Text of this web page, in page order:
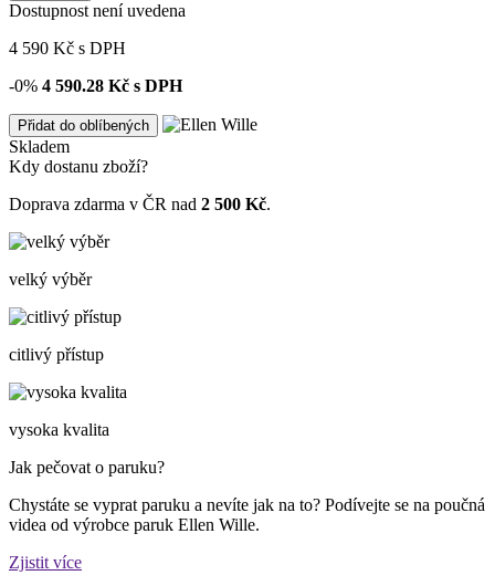
Dostupnost není uvedena
4 590 Kč s DPH
-0% 4 590.28 Kč s DPH
Přidat do oblíbených
Skladem
Kdy dostanu zboží?
Doprava zdarma v ČR nad 2 500 Kč.
velký výběr
citlivý přístup
vysoka kvalita
Jak pečovat o paruku?
Chystáte se vyprat paruku a nevíte jak na to? Podívejte se na poučná
videa od výrobce paruk Ellen Wille.
Zjistit více